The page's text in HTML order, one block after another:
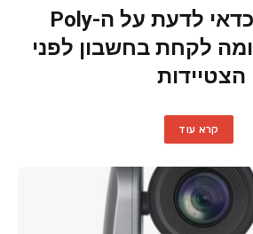
הנה מה שכדאי לדעת על ה-Poly
Studio V52 ומה לקחת בחשבון לפני
הצטיידות
קרא עוד